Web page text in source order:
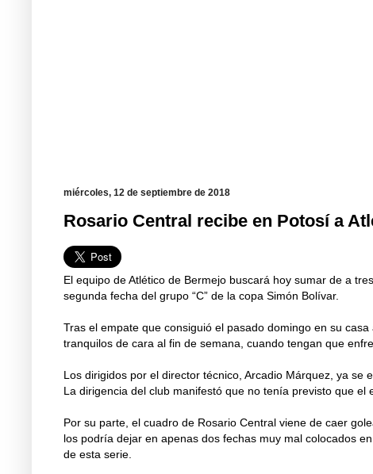
miércoles, 12 de septiembre de 2018
Rosario Central recibe en Potosí a
El equipo de Atlético de Bermejo buscará hoy sumar de a
segunda fecha del grupo “C” de la copa Simón Bolívar.
Tras el empate que consiguió el pasado domingo en su
tranquilos de cara al fin de semana, cuando tengan que
Los dirigidos por el director técnico, Arcadio Márquez, ya se
La dirigencia del club manifestó que no tenía previsto que
Por su parte, el cuadro de Rosario Central viene de caer
los podría dejar en apenas dos fechas muy mal colocados
de esta serie.